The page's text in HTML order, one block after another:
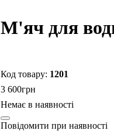
М'яч для
1201
3 600грн
Повідомити при наявності